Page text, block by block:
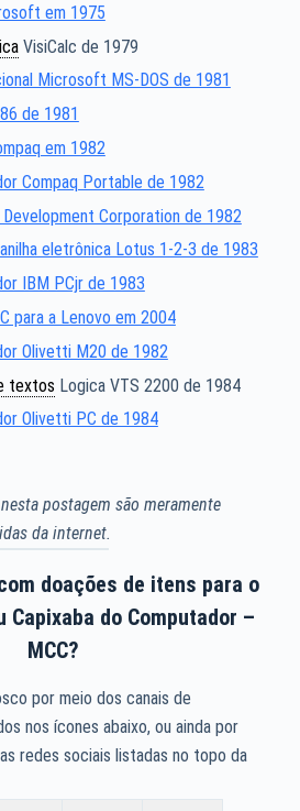
em 1975
VisiCalc de 1979
Microsoft MS-DOS de 1981
de 1981
em 1982
Compaq Portable de 1982
Corporation de 1982
eletrônica Lotus 1-2-3 de 1983
IBM PCjr de 1983
para a Lenovo em 2004
Olivetti M20 de 1982
textos Logica VTS 2200 de 1984
Olivetti PC de 1984
postagem são meramente
da internet.
doações de itens para o
Capixaba do Computador –
MCC?
por meio dos canais de
nos ícones abaixo, ou ainda por
redes sociais listadas no topo da